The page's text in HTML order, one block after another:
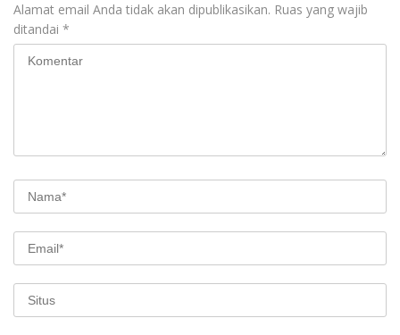
Alamat email Anda tidak akan dipublikasikan. Ruas yang wajib
ditandai *